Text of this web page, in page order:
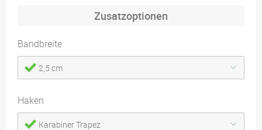
Zusatzoptionen
Bandbreite
2,5 cm
Haken
Karabiner Trapez